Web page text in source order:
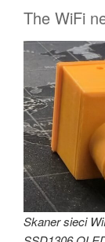
The WiFi
Skaner sieci